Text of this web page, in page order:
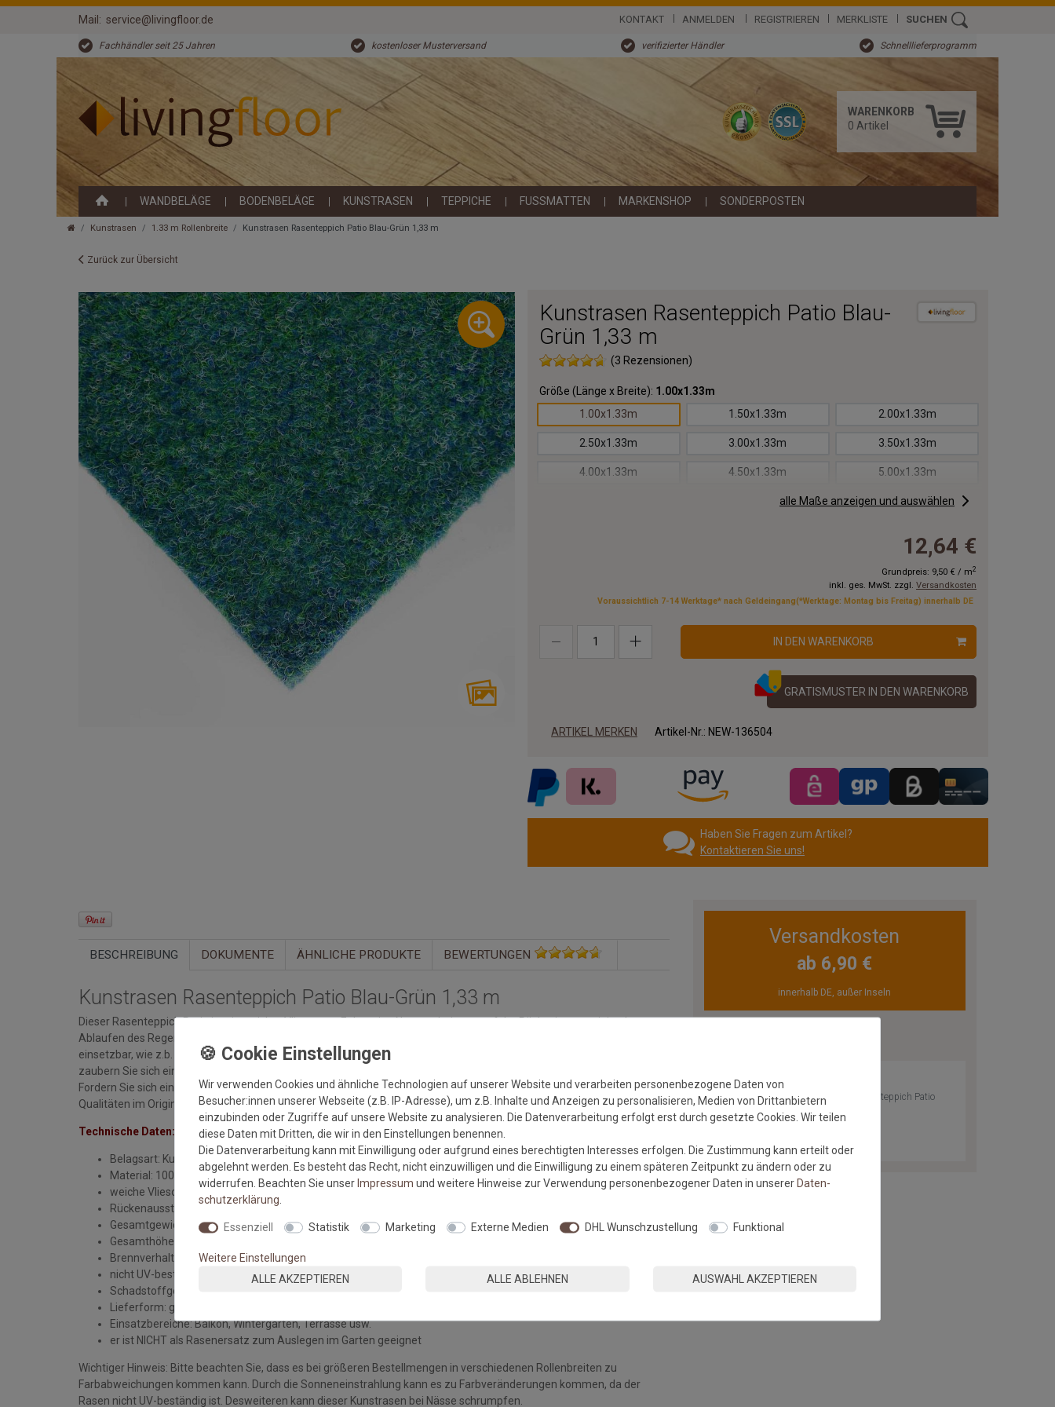
Mail: service@livingfloor.de KONTAKT ANMELDEN REGISTRIEREN MERKLISTE SUCHEN
Fachhändler seit 25 Jahren kostenloser Musterversand verifizierter Händler Schnelllieferprogramm
WARENKORB
0 Artikel
WANDBELÄGE BODENBELÄGE KUNSTRASEN TEPPICHE FUSSMATTEN MARKENSHOP SONDERPOSTEN
Kunstrasen 1.33 m Rollenbreite Kunstrasen Rasenteppich Patio Blau-Grün 1,33 m
Zurück zur Übersicht
Kunstrasen Rasenteppich Patio Blau-
Grün 1,33 m
(3 Rezensionen)
Größe (Länge x Breite): 1.00x1.33m
1.00x1.33m
1.50x1.33m 2.00x1.33m
2.50x1.33m 3.00x1.33m 3.50x1.33m
4.00x1.33m 4.50x1.33m 5.00x1.33m
6.00x1.33m 6.50x1.33m
9.50x1.33m
12.00x1.33m
16.00x1.33m 17.00x1.33m
20.00x1.33m
alle Maße anzeigen und auswählen
12,64 €
Grundpreis: 9,50 € / m2
inkl. ges. MwSt. zzgl. Versandkosten
Voraussichtlich 7-14 Werktage* nach Geldeingang(*Werktage: Montag bis Freitag) innerhalb DE
IN DEN WARENKORB
GRATISMUSTER IN DEN WARENKORB
ARTIKEL MERKEN Artikel-Nr.: NEW-136504
Haben Sie Fragen zum Artikel?
Kontaktieren Sie uns!
BESCHREIBUNG DOKUMENTE ÄHNLICHE PRODUKTE BEWERTUNGEN
Kunstrasen Rasenteppich Patio Blau-Grün 1,33 m
Dieser Rasenteppich Patio ist ein weicher Vliesrasen. Er hat eine Noppendrainage auf der Rückseite - somit ist das
Ablaufen des Regenwassers bei leichtem Gefälle gewährleistet. Dieser Rasenteppich ist im Außenbereich ganzjährig
einsetzbar, wie z.b. auf dem Balkon, im Wintergarten oder auf der Terrasse. Im handumdrehen und ohne viel Aufwand
zaubern Sie sich eine pflegeleichte grüne Oase in Ihrem Heim. Dieser Kunstrasen wird im gerollten Zustand geliefert.
Fordern Sie sich ein unverbindliches kostenloses Muster von den verschiedenen Rasentypen an, um sich die einzelnen
Qualitäten im Original anzuschauen.
Technische Daten:
Belagsart: Kunstrasen MIT Noppendrainage
Material: 100 % Polypropylen
weiche Vliesoberfläche
Rückenausstattung: mit Noppen
Gesamtgewicht: ca. 1050 gr/qm (+/-10%)
Gesamthöhe: ca. 8-9 mm (+/-10%
Brennverhalten: 13501-1 Ffl
nicht UV-beständig
Schadstoffgeprüftes Urteil: gut
Lieferform: gerollt
Einsatzbereiche: Balkon, Wintergarten, Terrasse usw.
er ist NICHT als Rasenersatz zum Auslegen im Garten geeignet
Wichtiger Hinweis: Bitte beachten Sie, dass es bei größeren Bestellmengen in verschiedenen Rollenbreiten zu
Farbabweichungen kommen kann. Durch die Sonneneinstrahlung kann es zu Farbveränderungen kommen, da der
Rasen nicht UV-beständig ist. Desweiteren kann dieser Kunstrasen bei Nässe schrumpfen.
Versandkosten
ab 6,90 €
innerhalb DE, außer Inseln
Kunstrasen Rasenteppich Patio
Blau-Grün 1,33 m
Wir verwenden Cookies und ähnliche Technologien auf unserer Website und verarbeiten personenbezogene Daten von
Besucher:innen unserer Webseite (z.B. IP-Adresse), um z.B. Inhalte und Anzeigen zu personalisieren, Medien von Drittanbietern
einzubinden oder Zugriffe auf unsere Website zu analysieren. Die Datenverarbeitung erfolgt erst durch gesetzte Cookies. Wir teilen
diese Daten mit Dritten, die wir in den Einstellungen benennen.
Die Datenverarbeitung kann mit Einwilligung oder aufgrund eines berechtigten Interesses erfolgen. Die Zustimmung kann erteilt oder
abgelehnt werden. Es besteht das Recht, nicht einzuwilligen und die Einwilligung zu einem späteren Zeitpunkt zu ändern oder zu
widerrufen. Beachten Sie unserImpressum und weitere Hinweise zur Verwendung personenbezogener Daten in unsererDaten­
schutz­erklärung
Essenziell Statistik Marketing Externe Medien DHL Wunschzustellung Funktional
Weitere Einstellungen
ALLE AKZEPTIEREN
ALLE ABLEHNEN AUSWAHL AKZEPTIEREN